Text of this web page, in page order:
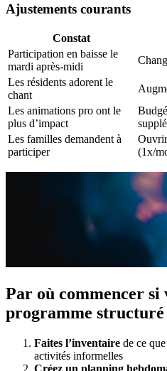
Ajustements courants
Constat
Participation en baisse le
mardi après-midi
Les résidents adorent le
chant
Les animations pro ont le
plus d’impact
Les familles demandent à
participer
(1x/
Par où commencer si
programme structuré
Faites l’inventaire de ce
activités informelles